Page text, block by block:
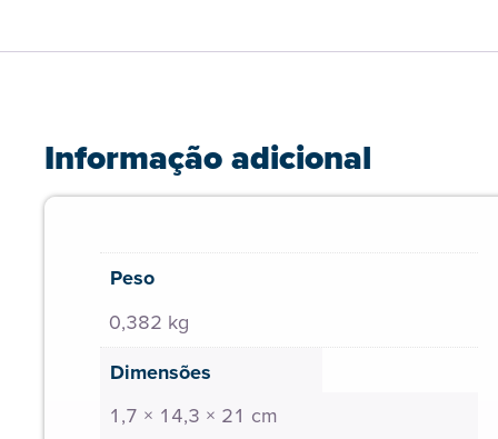
Informação adicional
Peso
0,382 kg
Dimensões
1,7 × 14,3 × 21 cm